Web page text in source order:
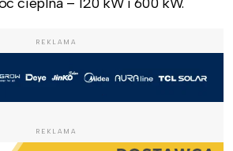
REKLAMA
REKLAMA